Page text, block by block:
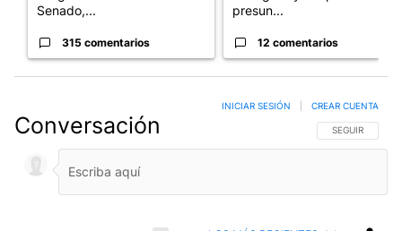
Senado,...
315 comentarios
presun...
12 comentarios
Conversación SIGA ESTA
SEGUIR
INICIAR SESIÓN CREAR CUENTA